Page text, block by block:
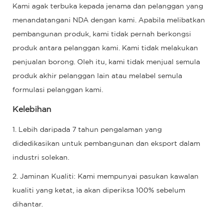
Kami agak terbuka kepada jenama dan pelanggan yang
menandatangani NDA dengan kami. Apabila melibatkan
pembangunan produk, kami tidak pernah berkongsi
produk antara pelanggan kami. Kami tidak melakukan
penjualan borong. Oleh itu, kami tidak menjual semula
produk akhir pelanggan lain atau melabel semula
formulasi pelanggan kami.
Kelebihan
1. Lebih daripada 7 tahun pengalaman yang
didedikasikan untuk pembangunan dan eksport dalam
industri solekan.
2. Jaminan Kualiti: Kami mempunyai pasukan kawalan
kualiti yang ketat, ia akan diperiksa 100% sebelum
dihantar.